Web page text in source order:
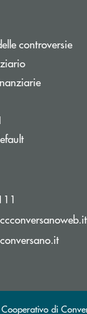
controversie
Apre una
Apre una
Apre una nuova
(si
di